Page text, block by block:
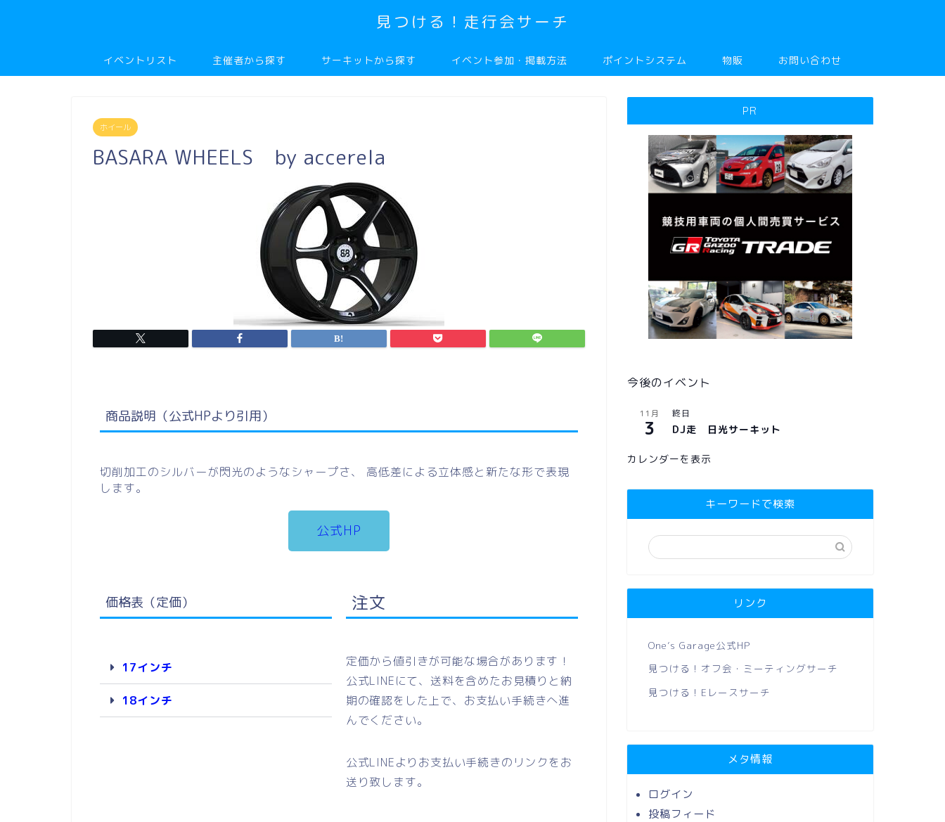
見つける！走行会サーチ
イベントリスト 主催者から探す サーキットから探す イベント参加・掲載方法 ポイントシステム 物販 お問い合わせ
ホイール
BASARA WHEELS by accerela
商品説明（公式HPより引用）
切削加工のシルバーが閃光のようなシャープさ、 高低差による立体感と新たな形で表現
します。
公式HP
価格表（定価）
17インチ
18インチ
注文
定価から値引きが可能な場合があります！
公式LINEにて、送料を含めたお見積りと納
期の確認をした上で、お支払い手続きへ進
んでください。
公式LINEよりお支払い手続きのリンクをお
送り致します。
PR
今後のイベント
11月
3
終日
DJ走 日光サーキット
カレンダーを表示
キーワードで検索
リンク
One’s Garage公式HP
見つける！オフ会・ミーティングサーチ
見つける！Eレースサーチ
メタ情報
ログイン
投稿フィード